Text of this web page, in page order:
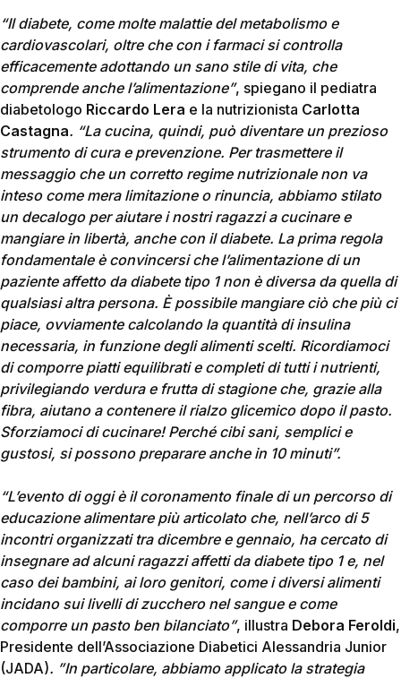
“Il diabete, come molte malattie del metabolismo e
cardiovascolari, oltre che con i farmaci si controlla
efficacemente adottando un sano stile di vita, che
comprende anche l’alimentazione”, spiegano il pediatra
diabetologo Riccardo Lera e la nutrizionista Carlotta
Castagna. “La cucina, quindi, può diventare un prezioso
strumento di cura e prevenzione. Per trasmettere il
messaggio che un corretto regime nutrizionale non va
inteso come mera limitazione o rinuncia, abbiamo stilato
un decalogo per aiutare i nostri ragazzi a cucinare e
mangiare in libertà, anche con il diabete. La prima regola
fondamentale è convincersi che l’alimentazione di un
paziente affetto da diabete tipo 1 non è diversa da quella di
qualsiasi altra persona. È possibile mangiare ciò che più ci
piace, ovviamente calcolando la quantità di insulina
necessaria, in funzione degli alimenti scelti. Ricordiamoci
di comporre piatti equilibrati e completi di tutti i nutrienti,
privilegiando verdura e frutta di stagione che, grazie alla
fibra, aiutano a contenere il rialzo glicemico dopo il pasto.
Sforziamoci di cucinare! Perché cibi sani, semplici e
gustosi, si possono preparare anche in 10 minuti”.
“L’evento di oggi è il coronamento finale di un percorso di
educazione alimentare più articolato che, nell’arco di 5
incontri organizzati tra dicembre e gennaio, ha cercato di
insegnare ad alcuni ragazzi affetti da diabete tipo 1 e, nel
caso dei bambini, ai loro genitori, come i diversi alimenti
incidano sui livelli di zucchero nel sangue e come
comporre un pasto ben bilanciato”, illustra Debora Feroldi,
Presidente dell’Associazione Diabetici Alessandria Junior
(JADA). ”In particolare, abbiamo applicato la strategia